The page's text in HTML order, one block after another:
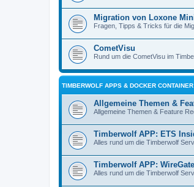
Migration von Loxone
Fragen, Tipps & Tricks für die
CometVisu
Rund um die CometVisu im
TIMBERWOLF APPS & DOCKER CONTAINER
Allgemeine Themen &
Allgemeine Themen & Feature
Timberwolf APP: ETS
Alles rund um die Timberwolf
Timberwolf APP:
Alles rund um die Timberwolf